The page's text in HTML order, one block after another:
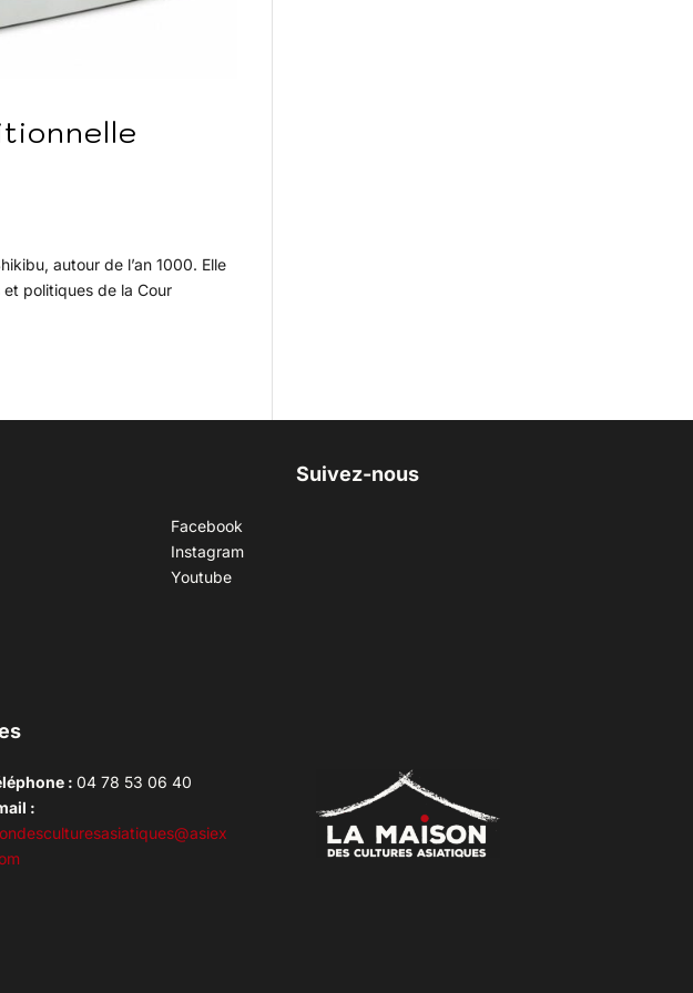
autour de l’an 1000. Elle
politiques de la Cour
Suivez-nous
Facebook
Instagram
Youtube
:04 78 53 06 40
: